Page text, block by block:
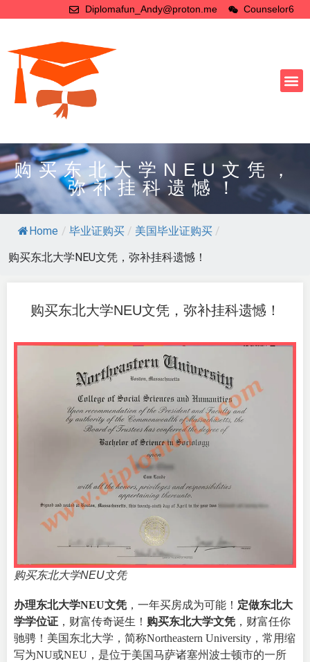
Diplomafun_Andy@proton.me Counselor6
购买东北大学NEU文凭，
弥补挂科遗憾！
Home / 毕业证购买 / 美国毕业证购买 /
购买东北大学NEU文凭，弥补挂科遗憾！
购买东北大学NEU文凭，弥补挂科遗憾！
购买东北大学NEU文凭
办理东北大学NEU文凭 ，一年买房成为可能！ 定做东北大
学学位证 ，财富传奇诞生！ 购买东北大学文凭 ，财富任你
驰骋！美国东北大学，简称Northeastern University ，常用缩
写为NU或NEU，是位于美国马萨诸塞州波士顿市的一所